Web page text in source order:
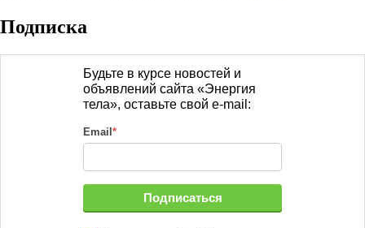
Подписка
Будьте в курсе новостей и
объявлений сайта «Энергия
тела», оставьте свой e-mail:
Email*
Подписаться